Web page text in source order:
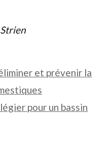
et prévenir la
pour un bassin